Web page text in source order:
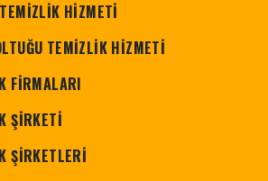
HİZMETİ
TEMİZLİK HİZMETİ
FİRMALARI
ŞİRKETİ
ŞİRKETLERİ